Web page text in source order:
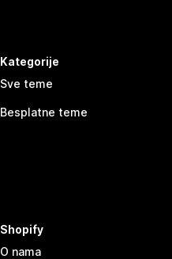
Kategorije
Sve teme
Besplatne teme
Shopify
O nama